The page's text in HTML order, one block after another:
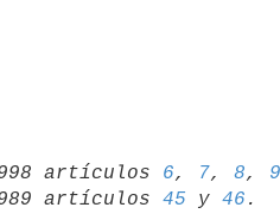
artículos 6, 7, 8, 9
1989 artículos
45 y 46